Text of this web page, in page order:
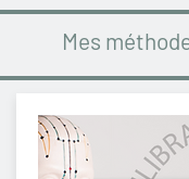
Mes